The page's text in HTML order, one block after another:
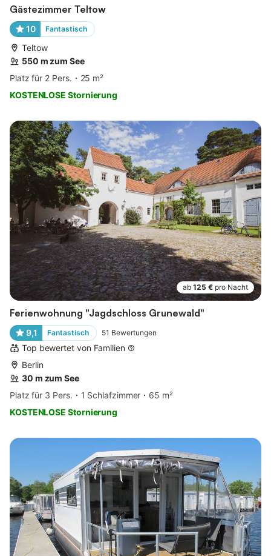
Gästezimmer Teltow
10 Fantastisch
Teltow
550 m zum See
Platz für 2 Pers.
25 m²
KOSTENLOSE Stornierung
ab 125 € pro Nacht
Ferienwohnung "Jagdschloss Grunewald"
9,1 Fantastisch 51 Bewertungen
Top bewertet von Familien
Berlin
30 m zum See
Platz für 3 Pers.
1 Schlafzimmer
65 m²
KOSTENLOSE Stornierung